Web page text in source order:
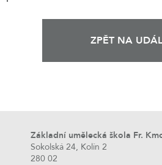
ZPĚT NA
Základní umělecká škola Fr.
Sokolská 24, Kolín 2
280 02